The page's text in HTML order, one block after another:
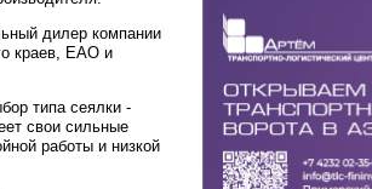
дилер компании
краев, ЕАО и
типа сеялки -
свои сильные
работы и низкой